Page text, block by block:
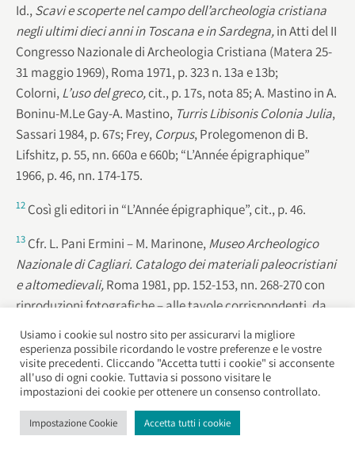
Id.,Scavi e scoperte nel campo dell’archeologia cristiana
negli ultimi dieci anni in Toscana e in Sardegna,in Atti del II
Congresso Nazionale di Archeologia Cristiana (Matera 25-
31 maggio 1969), Roma 1971, p. 323 n. 13a e 13b;
Colorni,L’uso del greco,cit., p. 17s, nota 85; A. Mastino in A.
Boninu-M.Le Gay-A. Mastino, Turris Libisonis Colonia Julia,
Sassari 1984, p. 67s; Frey, Corpus,Prolegomenon di B.
Lifshitz, p. 55, nn. 660a e 660b; “L’Année épigraphique”
1966, p. 46, nn. 174-175.
12 Così gli editori in “L’Année épigraphique”, cit., p. 46.
13 Cfr. L. Pani Ermini – M. Marinone,Museo Archeologico
Nazionale di Cagliari. Catalogo dei materiali paleocristiani
e altomedievali,Roma 1981, pp. 152-153, nn. 268-270 con
riproduzioni fotografiche – alle tavole corrispondenti, da
cui riprendiamo la descrizione.
14G. Pohl,Die früchristliche Lampe vom Lorenzberg bei
Epfach, Lankreis, Schongau. Versuch einer Gliederung der
Lampen von mediterranen Typus, in “Scriftenreihe zur
Bayerischen Landesgeschichte” 62 (1962), pp. 219ss.; J.W.
Usiamo i cookie sul nostro sito per assicurarvi la migliore
esperienza possibile ricordando le vostre preferenze e le vostre
visite precedenti. Cliccando "Accetta tutti i cookie" si acconsente
all'uso di ogni cookie. Tuttavia si possono visitare le
impostazioni dei cookie per ottenere un consenso controllato.
Impostazione Cookie Accetta tutti i cookie